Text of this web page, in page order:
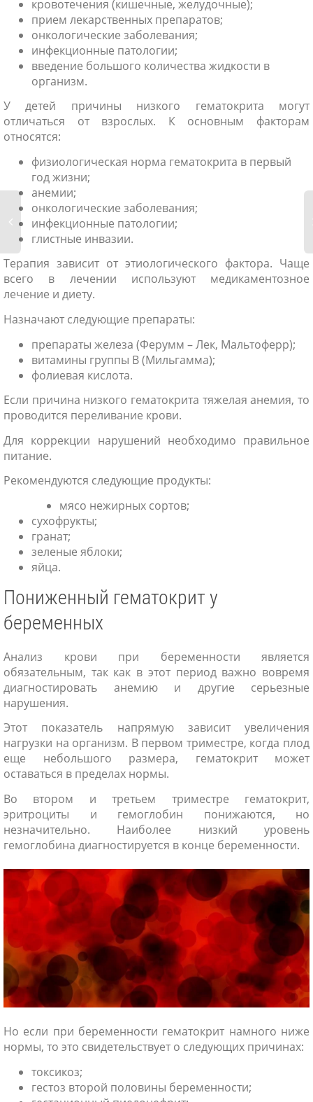
кровотечения (кишечные, желудочные);
прием лекарственных препаратов;
онкологические заболевания;
инфекционные патологии;
введение большого количества жидкости в
организм.
У детей причины низкого гематокрита могут
отличаться от взрослых. К основным факторам
относятся:
физиологическая норма гематокрита в первый
год жизни;
анемии;
онкологические заболевания;
инфекционные патологии;
глистные инвазии.
Терапия зависит от этиологического фактора. Чаще
всего в лечении используют медикаментозное
лечение и диету.
Назначают следующие препараты:
препараты железа (Ферумм – Лек, Мальтоферр);
витамины группы B (Мильгамма);
фолиевая кислота.
Если причина низкого гематокрита тяжелая анемия, то
проводится переливание крови.
Для коррекции нарушений необходимо правильное
питание.
Рекомендуются следующие продукты:
мясо нежирных сортов;
сухофрукты;
гранат;
зеленые яблоки;
яйца.
Пониженный гематокрит у
беременных
Анализ крови при беременности является
обязательным, так как в этот период важно вовремя
диагностировать анемию и другие серьезные
нарушения.
Этот показатель напрямую зависит увеличения
нагрузки на организм. В первом триместре, когда плод
еще небольшого размера, гематокрит может
оставаться в пределах нормы.
Во втором и третьем триместре гематокрит,
эритроциты и гемоглобин понижаются, но
незначительно. Наиболее низкий уровень
гемоглобина диагностируется в конце беременности.
Но если при беременности гематокрит намного ниже
нормы, то это свидетельствует о следующих причинах:
токсикоз;
гестоз второй половины беременности;